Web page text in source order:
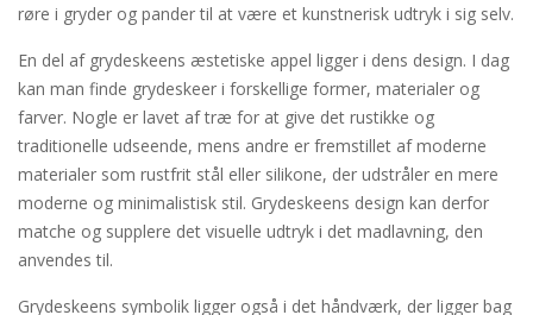
røre i gryder og pander til at være et kunstnerisk udtryk i sig selv.
En del af grydeskeens æstetiske appel ligger i dens design. I dag
kan man finde grydeskeer i forskellige former, materialer og
farver. Nogle er lavet af træ for at give det rustikke og
traditionelle udseende, mens andre er fremstillet af moderne
materialer som rustfrit stål eller silikone, der udstråler en mere
moderne og minimalistisk stil. Grydeskeens design kan derfor
matche og supplere det visuelle udtryk i det madlavning, den
anvendes til.
Grydeskeens symbolik ligger også i det håndværk, der ligger bag